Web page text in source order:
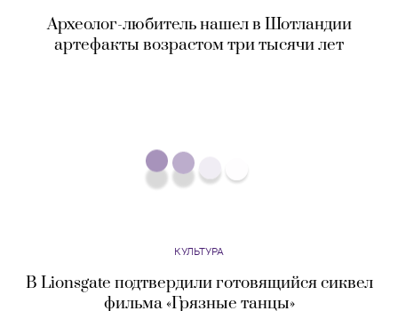
Археолог-любитель нашел в Шотландии
артефакты возрастом три тысячи лет
КУЛЬТУРА
В Lionsgate подтвердили готовящийся сиквел
фильма «Грязные танцы»